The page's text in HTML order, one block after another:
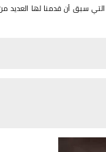
التي سبق أن قدمنا لها العديد